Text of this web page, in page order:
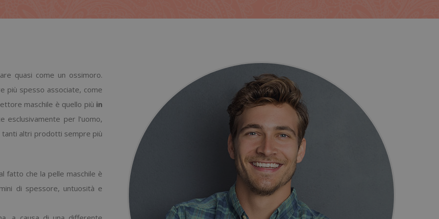
quasi come un ossimoro.
più spesso associate, come
maschile è quello più in
esclusivamente per l’uomo,
altri prodotti sempre più
fatto che la pelle maschile è
di spessore, untuosità e